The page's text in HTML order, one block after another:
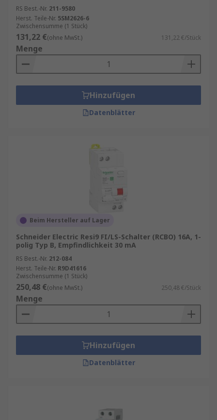
RS Best.-Nr. 211-9580
Herst. Teile-Nr. 5SM2626-6
Zwischensumme (1 Stück)
131,22 €(ohne MwSt.) 131,22 €/Stück
Menge
Hinzufügen
Datenblätter
Beim Hersteller auf Lager
Schneider Electric Resi9 FI/LS-Schalter (RCBO) 16A, 1-
polig Typ B, Empfindlichkeit 30 mA
RS Best.-Nr. 212-084
Herst. Teile-Nr. R9D41616
Zwischensumme (1 Stück)
250,48 €(ohne MwSt.) 250,48 €/Stück
Menge
Hinzufügen
Datenblätter